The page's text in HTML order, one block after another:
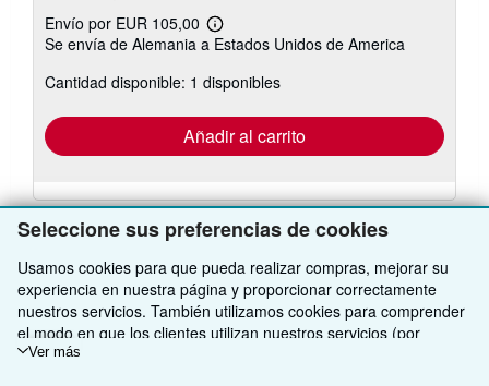
Seleccione sus preferencias de cookies
Usamos cookies para que pueda realizar compras, mejorar su
experiencia en nuestra página y proporcionar correctamente
nuestros servicios. También utilizamos cookies para comprender
el modo en que los clientes utilizan nuestros servicios (por
ejemplo, midiendo las visitas al sitio) y así poder realizar mejoras.
Ver más
Envío por EUR 105,00
Más
información
las
tarifas
envío
Se envía de Alemania a Estados Unidos de America
Cantidad disponible: 1 disponibles
Añadir al carrito
VOLVER AL INICIO
Compre con nosotros